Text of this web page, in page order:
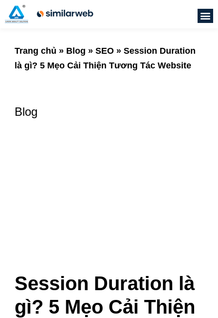
Trang chủ » Blog » SEO » Session Duration
là gì? 5 Mẹo Cải Thiện Tương Tác Website
Blog
Session Duration là
gì? 5 Mẹo Cải Thiện